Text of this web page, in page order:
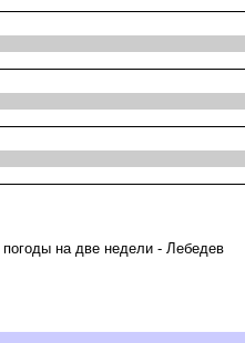
погоды на две недели - Лебеде